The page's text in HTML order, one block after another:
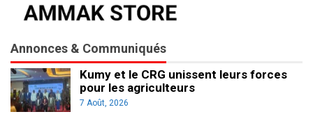
Annonces & Communiqués
Kumy et le CRG unissent leurs forces
pour les agriculteurs
7 Août, 2026